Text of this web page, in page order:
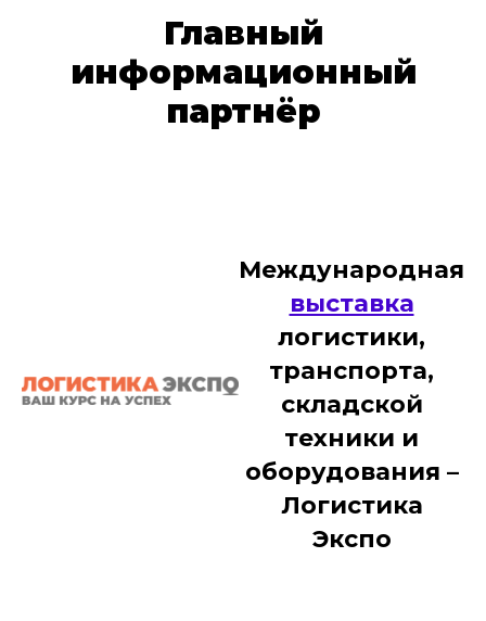
Главный
информационный
партнёр
Международная
выставка
логистики,
транспорта,
складской
техники и
оборудования –
Логистика
Экспо